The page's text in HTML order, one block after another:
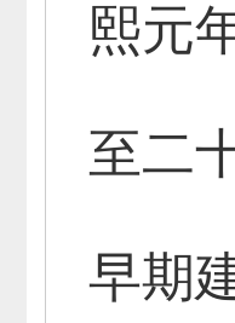
熙元
至二
早期